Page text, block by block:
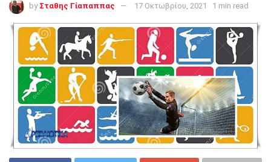
by Σταθης Γίαπαππας 17 Οκτωβρίου, 2021 1 min read